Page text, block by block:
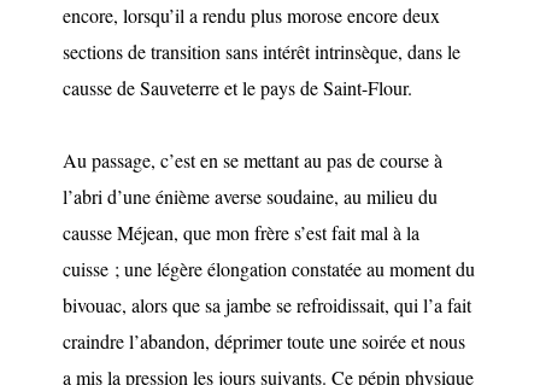
encore, lorsqu’il a rendu plus morose encore deux
sections de transition sans intérêt intrinsèque, dans le
causse de Sauveterre et le pays de Saint-Flour.
Au passage, c’est en se mettant au pas de course à
l’abri d’une énième averse soudaine, au milieu du
causse Méjean, que mon frère s’est fait mal à la
cuisse ; une légère élongation constatée au moment du
bivouac, alors que sa jambe se refroidissait, qui l’a fait
craindre l’abandon, déprimer toute une soirée et nous
a mis la pression les jours suivants. Ce pépin physique